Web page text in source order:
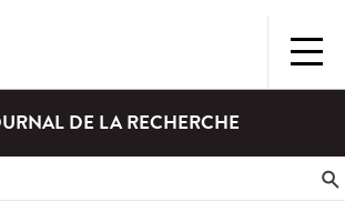
DE LA RECHERCHE